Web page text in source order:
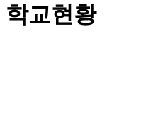
학교현황